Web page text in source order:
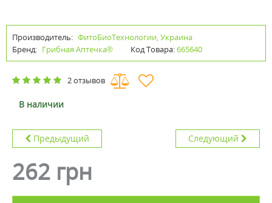
Производитель: ФитоБиоТехнологии, Украина
Бренд: Грибная Аптечка® Код Товара:665640
2 отзывов
В наличии
Предыдущий Следующий
262 грн